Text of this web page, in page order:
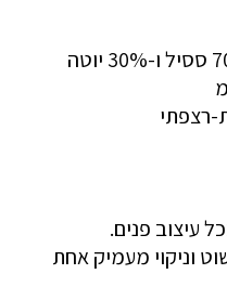
רצפתי
עיצוב פנים.
וניקוי מעמיק אחת